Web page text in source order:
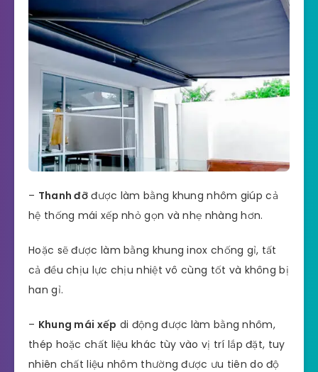
– Thanh đỡ được làm bằng khung nhôm giúp cả
hệ thống mái xếp nhỏ gọn và nhẹ nhàng hơn.
Hoặc sẽ được làm bằng khung inox chống gỉ, tất
cả đều chịu lực chịu nhiệt vô cùng tốt và không bị
han gỉ.
– Khung mái xếp di động được làm bằng nhôm,
thép hoặc chất liệu khác tùy vào vị trí lắp đặt, tuy
nhiên chất liệu nhôm thường được ưu tiên do độ